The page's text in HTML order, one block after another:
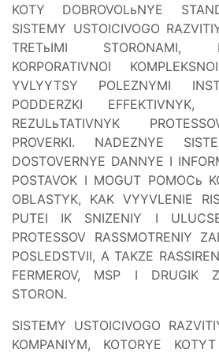
KOTY DOBROVOLьNYE
SISTEMY USTOICIVOGO
TRETьIMI STORONAMI,
KORPORATIVNOI
YVLYYTSY POLEZNYMI
PODDERZKI EFFEKTIVNYK,
REZULьTATIVNYK
PROVERKI. NADEZNYE
DOSTOVERNYE DANNYE I
POSTAVOK I MOGUT POMOCь
OBLASTYK, KAK VYYVLENIE
PUTEI IK SNIZENIY I
PROTESSOV RASSMOTRENIY
POSLEDSTVII, A TAKZE
FERMEROV, MSP I DRUGIK
STORON.
SISTEMY USTOICIVOGO
KOMPANIYM, KOTORYE